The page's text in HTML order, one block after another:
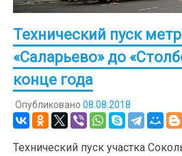
Технический пуск
«Саларьево» до
конце года
Опубликовано 08.08.2018
Технический пуск участка